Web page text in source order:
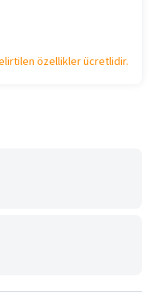
özellikler ücretlidir.